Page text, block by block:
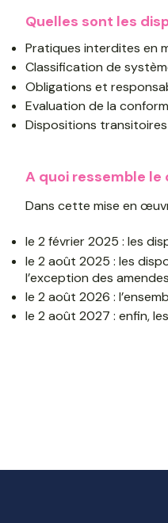
Quelles sont les
Pratiques interdites en
Classification de
Obligations et
Evaluation de la
Dispositions
A quoi ressemble
Dans cette mise en
le 2 février 2025 : les
le 2 août 2025 : les
l’exception des
le 2 août 2026 :
le 2 août 2027 : enfin,